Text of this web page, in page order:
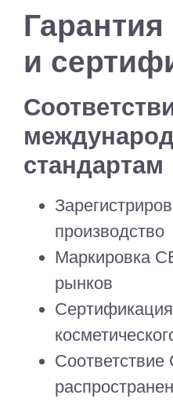
Гарантия
и
стандартам
производство
Маркировка
рынков
Соответствие